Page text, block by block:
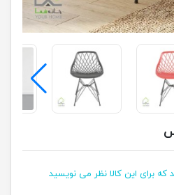
که برای این کالا نظر می نویسید